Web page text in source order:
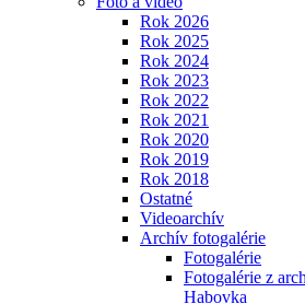
Rok 2026
Rok 2025
Rok 2024
Rok 2023
Rok 2022
Rok 2021
Rok 2020
Rok 2019
Rok 2018
Ostatné
Videoarchív
Archív fotogalérie
Fotogalérie
Fotogalérie z
Habovka